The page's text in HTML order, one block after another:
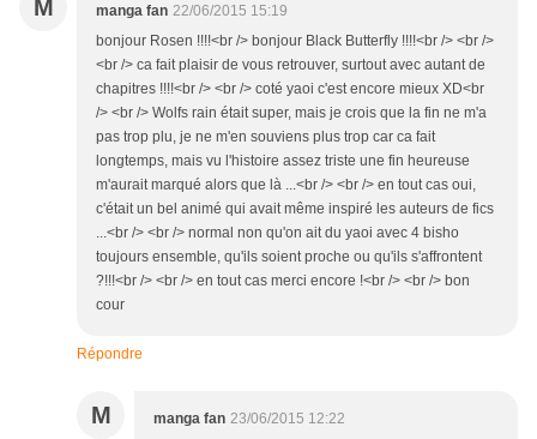
M manga fan 22/06/2015 15:19
bonjour Rosen !!!!<br /> bonjour Black Butterfly !!!!<br /> <br />
<br /> ca fait plaisir de vous retrouver, surtout avec autant de
chapitres !!!!<br /> <br /> coté yaoi c'est encore mieux XD<br
/> <br /> Wolfs rain était super, mais je crois que la fin ne m'a
pas trop plu, je ne m'en souviens plus trop car ca fait
longtemps, mais vu l'histoire assez triste une fin heureuse
m'aurait marqué alors que là ...<br /> <br /> en tout cas oui,
c'était un bel animé qui avait même inspiré les auteurs de fics
...<br /> <br /> normal non qu'on ait du yaoi avec 4 bisho
toujours ensemble, qu'ils soient proche ou qu'ils s'affrontent
?!!!<br /> <br /> en tout cas merci encore !<br /> <br /> bon
cour
Répondre
M manga fan 23/06/2015 12:22